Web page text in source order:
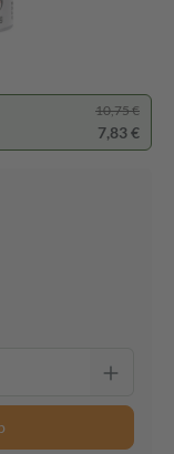
10,75 €
7,83 €